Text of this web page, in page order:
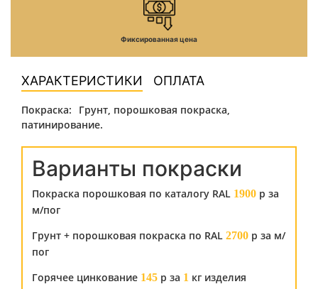
Фиксированная цена
ХАРАКТЕРИСТИКИ ОПЛАТА
Покраска:
Грунт, порошковая покраска,
патинирование.
Варианты покраски
Покраска порошковая по каталогу RAL 1900 р за
м/пог
Грунт + порошковая покраска по RAL 2700 р за м/
пог
Горячее цинкование 145 р за 1 кг изделия